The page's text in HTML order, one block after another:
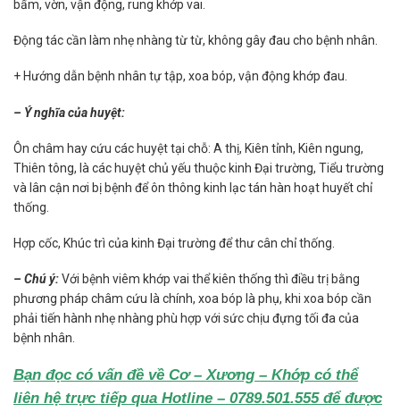
bấm, vờn, vận động, rung khớp vai.
Động tác cần làm nhẹ nhàng từ từ, không gây đau cho bệnh nhân.
+ Hướng dẫn bệnh nhân tự tập, xoa bóp, vận động khớp đau.
– Ý nghĩa của huyệt:
Ôn châm hay cứu các huyệt tại chỗ: A thị, Kiên tỉnh, Kiên ngung,
Thiên tông, là các huyệt chủ yếu thuộc kinh Đại trường, Tiểu trường
và lân cận nơi bị bệnh để ôn thông kinh lạc tán hàn hoạt huyết chỉ
thống.
Hợp cốc, Khúc trì của kinh Đại trường để thư cân chỉ thống.
– Chú ý:Với bệnh viêm khớp vai thể kiên thống thì điều trị bằng
phương pháp châm cứu là chính, xoa bóp là phụ, khi xoa bóp cần
phải tiến hành nhẹ nhàng phù hợp với sức chịu đựng tối đa của
bệnh nhân.
Bạn đọc có vấn đề về Cơ – Xương – Khớp có thể
liên hệ trực tiếp qua Hotline – 0789.501.555 để được